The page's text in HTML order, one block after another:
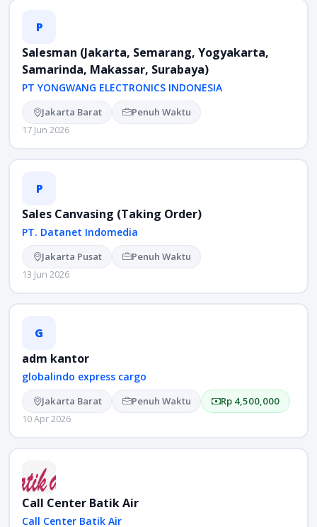
P
Salesman (Jakarta, Semarang, Yogyakarta,
Samarinda, Makassar, Surabaya)
PT YONGWANG ELECTRONICS INDONESIA
Jakarta Barat Penuh Waktu
17 Jun 2026
P
Sales Canvasing (Taking Order)
PT. Datanet Indomedia
Jakarta Pusat Penuh Waktu
13 Jun 2026
G
adm kantor
globalindo express cargo
Jakarta Barat Penuh Waktu Rp 4,500,000
10 Apr 2026
Call Center Batik Air
Call Center Batik Air